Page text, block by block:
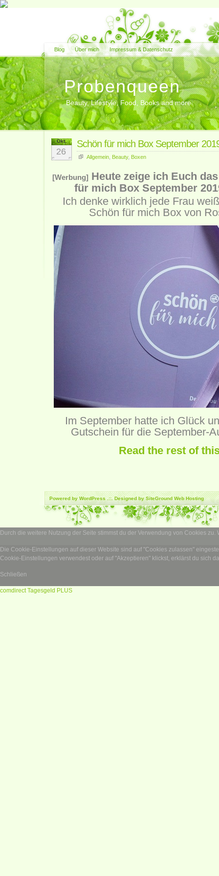
Blog Über mich Impressum & Datenschutz
Probenqueen
Beauty, Lifestyle, Food, Books and more
Okt.
26
Schön für mich Box September
Allgemein Beauty, Boxen
[Werbung] Heute zeige ich Euch
für mich Box September
Ich denke wirklich jede Frau
Schön für mich Box von
Im September hatte ich Glück
Gutschein für die September-
Read the rest of
Powered byWordPress.::. Designed by SiteGroundWeb Hosting
Durch die weitere Nutzung der Seite stimmst du der Verwendung von Cookies zu.
Die Cookie-Einstellungen auf dieser Website sind auf "Cookies zulassen"
Cookie-Einstellungen verwendest oder auf "Akzeptieren" klickst, erklärst du sich
Schließen
comdirect Tagesgeld PLUS